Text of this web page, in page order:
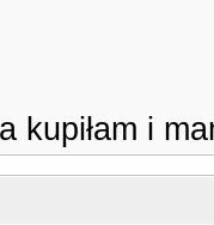
kupiłam i